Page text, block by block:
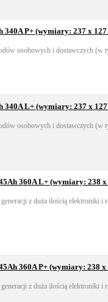
P+ (wymiary: 237 x 127
osobowych i dostawczych (w
340A L+ (wymiary: 237 x 127
osobowych i dostawczych (w
360A L+ (wymiary: 238 x
z duża ilością elektroniki i
360A P+ (wymiary: 238 x
z duża ilością elektroniki i